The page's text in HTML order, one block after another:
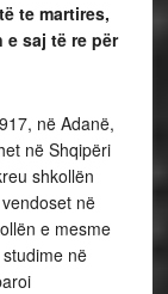
te martires,
e saj të re për
në Adanë,
në Shqipëri
shkollën
në
e mesme
në